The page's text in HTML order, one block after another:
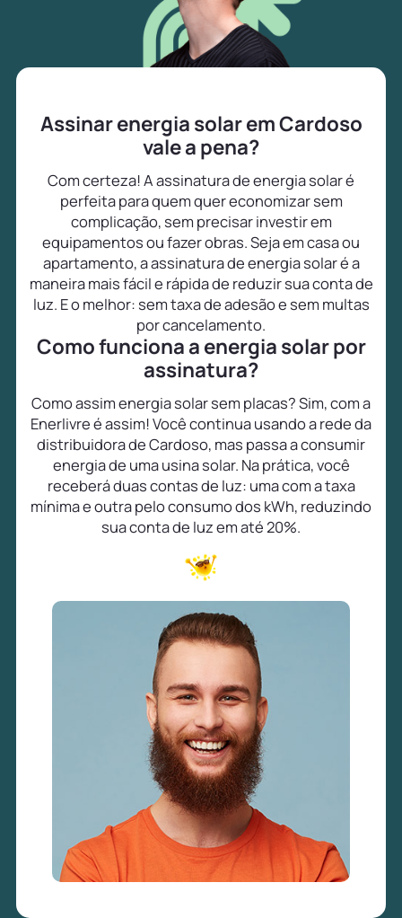
Assinar energia solar em Cardoso
vale a pena?
Com certeza! A assinatura de energia solar é
perfeita para quem quer economizar sem
complicação, sem precisar investir em
equipamentos ou fazer obras. Seja em casa ou
apartamento, a assinatura de energia solar é a
maneira mais fácil e rápida de reduzir sua conta de
luz. E o melhor: sem taxa de adesão e sem multas
por cancelamento.
Como funciona a energia solar por
assinatura?
Como assim energia solar sem placas? Sim, com a
Enerlivre é assim! Você continua usando a rede da
distribuidora de Cardoso, mas passa a consumir
energia de uma usina solar. Na prática, você
receberá duas contas de luz: uma com a taxa
mínima e outra pelo consumo dos kWh, reduzindo
sua conta de luz em até 20%.